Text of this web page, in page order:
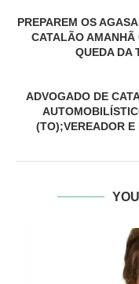
PREPAREM OS
CATALÃO AMANHÃ
QUEDA DA
ADVOGADO DE
(TO);VEREADOR